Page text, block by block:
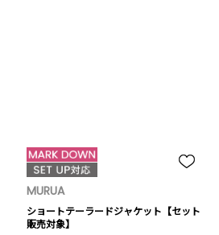
MURUA
ショートテーラードジャケット【セット
販売対象】